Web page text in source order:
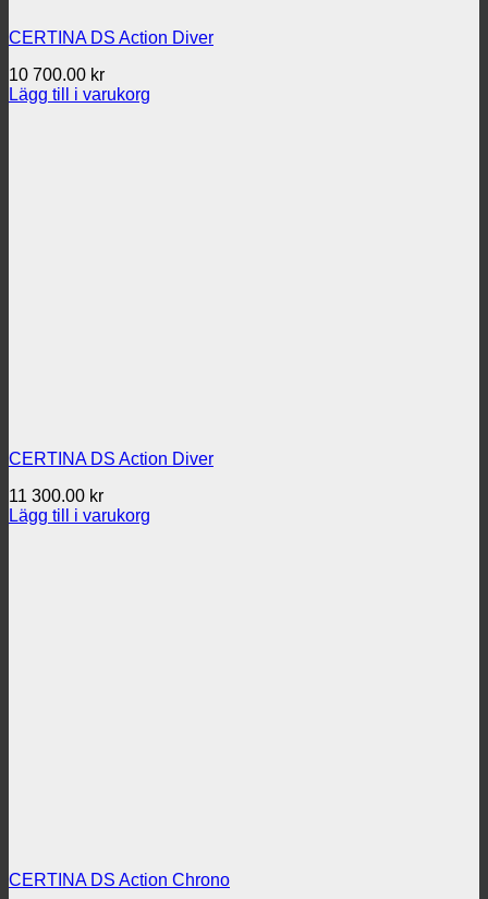
CERTINA DS Action Diver
10 700.00 kr
Lägg till i varukorg
CERTINA DS Action Diver
11 300.00 kr
Lägg till i varukorg
CERTINA DS Action Chrono